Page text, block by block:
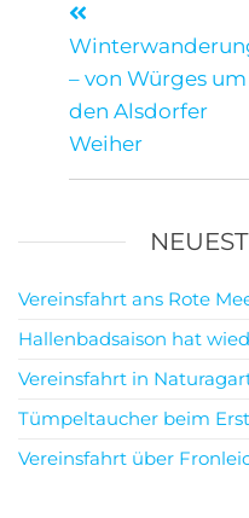
– von Würges um
den Alsdorfer
Weiher
Vereinsfahrt ans Rote
Hallenbadsaison hat
Vereinsfahrt in
Tümpeltaucher beim
Vereinsfahrt über